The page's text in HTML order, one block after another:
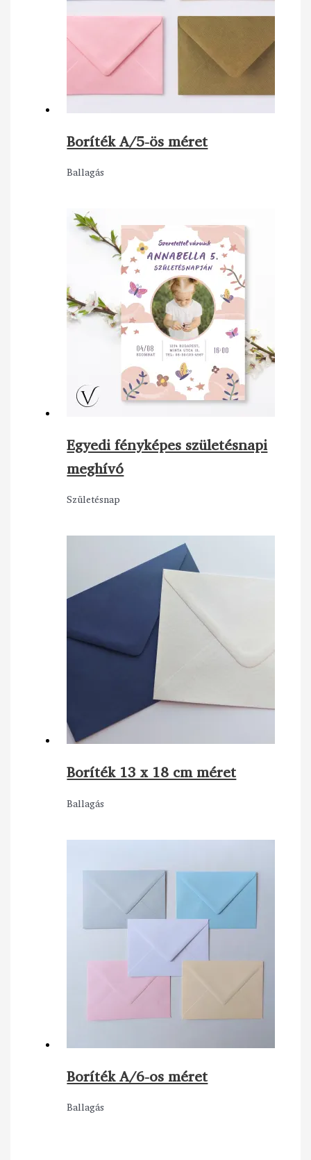
Boríték A/5-ös méret
Ballagás
Egyedi fényképes születésnapi
meghívó
Születésnap
Boríték 13 x 18 cm méret
Ballagás
Boríték A/6-os méret
Ballagás